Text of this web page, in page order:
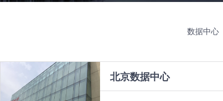
数据中心
北京数据中心